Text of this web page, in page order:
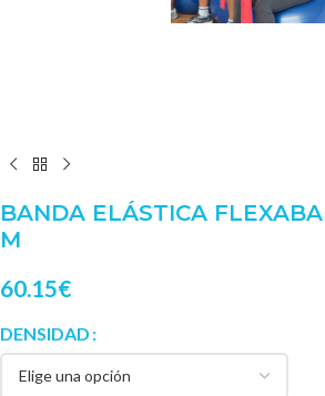
BANDA ELÁSTICA
M
60.15€
DENSIDAD